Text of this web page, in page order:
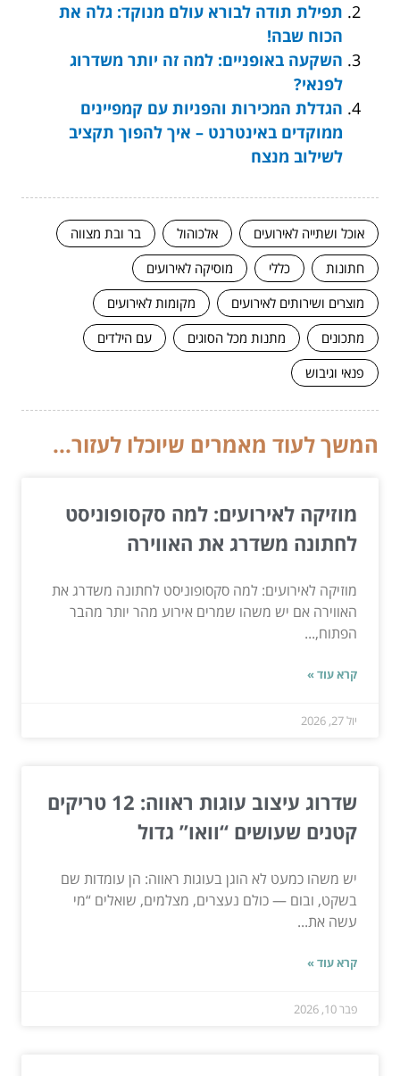
תפילת תודה לבורא עולם מנוקד: גלה את
הכוח שבה!
השקעה באופניים: למה זה יותר משדרוג
לפנאי?
הגדלת המכירות והפניות עם קמפיינים
ממוקדים באינטרנט – איך להפוך תקציב
לשילוב מנצח
אוכל ושתייה לאירועים אלכוהול
בר ובת מצווה
חתונות
כללי
מוסיקה לאירועים
מוצרים ושירותים לאירועים
מקומות לאירועים
מתכונים
מתנות מכל הסוגים
עם הילדים
פנאי וגיבוש
המשך לעוד מאמרים שיוכלו לעזור...
מוזיקה לאירועים: למה סקסופוניסט
לחתונה משדרג את האווירה
מוזיקה לאירועים: למה סקסופוניסט לחתונה משדרג את
האווירה אם יש משהו שמרים אירוע מהר יותר מהבר
הפתוח,...
קרא עוד »
יול 27, 2026
שדרוג עיצוב עוגות ראווה: 12 טריקים
קטנים שעושים “וואו” גדול
יש משהו כמעט לא הוגן בעוגות ראווה: הן עומדות שם
בשקט, ובום — כולם נעצרים, מצלמים, שואלים “מי
עשה את...
קרא עוד »
פבר 10, 2026